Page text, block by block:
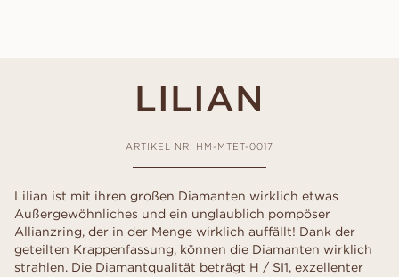
LILIAN
ARTIKEL NR: HM-MTET-0017
Lilian ist mit ihren großen Diamanten wirklich etwas
Außergewöhnliches und ein unglaublich pompöser
Allianzring, der in der Menge wirklich auffällt! Dank der
geteilten Krappenfassung, können die Diamanten wirklich
strahlen. Die Diamantqualität beträgt H / SI1, exzellenter